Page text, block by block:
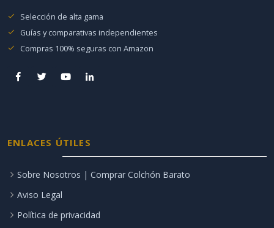
Selección de alta gama
Guías y comparativas independientes
Compras 100% seguras con Amazon
ENLACES ÚTILES
Sobre Nosotros | Comprar Colchón Barato
Aviso Legal
Política de privacidad